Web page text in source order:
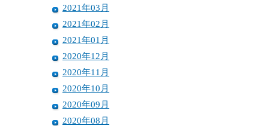
2021年03月
2021年02月
2021年01月
2020年12月
2020年11月
2020年10月
2020年09月
2020年08月